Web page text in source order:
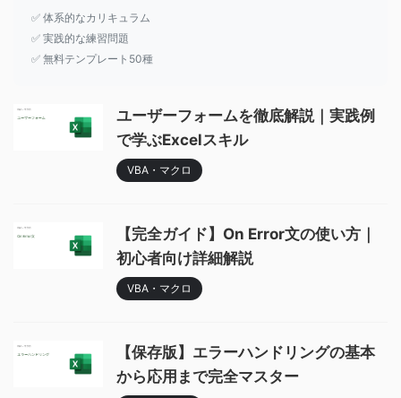
✅ 体系的なカリキュラム
✅ 実践的な練習問題
✅ 無料テンプレート50種
ユーザーフォームを徹底解説｜実践例
で学ぶExcelスキル
VBA・マクロ
【完全ガイド】On Error文の使い方｜
初心者向け詳細解説
VBA・マクロ
【保存版】エラーハンドリングの基本
から応用まで完全マスター